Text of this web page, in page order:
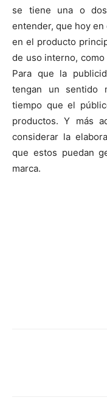
se tiene una o
entender, que hoy
en el producto
de uso interno,
Para que la
tengan un sentido
tiempo que el
productos. Y más
considerar la
que estos puedan
marca.